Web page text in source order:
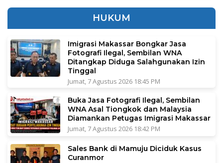
HUKUM
Imigrasi Makassar Bongkar Jasa
Fotografi Ilegal, Sembilan WNA
Ditangkap Diduga Salahgunakan Izin
Tinggal
Jumat, 7 Agustus 2026 18:45 PM
Buka Jasa Fotografi Ilegal, Sembilan
WNA Asal Tiongkok dan Malaysia
Diamankan Petugas Imigrasi Makassar
Jumat, 7 Agustus 2026 18:42 PM
Sales Bank di Mamuju Diciduk Kasus
Curanmor